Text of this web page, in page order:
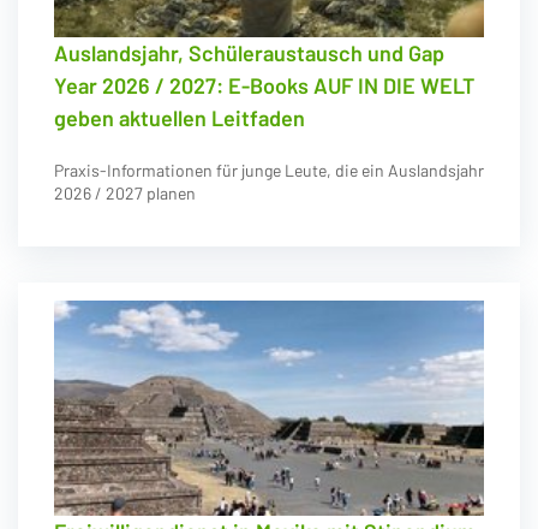
Auslandsjahr, Schüleraustausch und Gap
Year 2026 / 2027: E-Books AUF IN DIE WELT
geben aktuellen Leitfaden
Praxis-Informationen für junge Leute, die ein Auslandsjahr
2026 / 2027 planen